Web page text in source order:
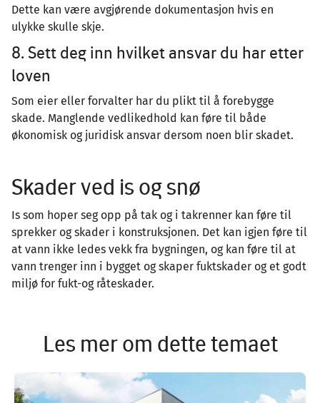
Dette kan være avgjørende dokumentasjon hvis en
ulykke skulle skje.
8. Sett deg inn hvilket ansvar du har etter
loven
Som eier eller forvalter har du plikt til å forebygge
skade. Manglende vedlikedhold kan føre til både
økonomisk og juridisk ansvar dersom noen blir skadet.
Skader ved is og snø
Is som hoper seg opp på tak og i takrenner kan føre til
sprekker og skader i konstruksjonen. Det kan igjen føre til
at vann ikke ledes vekk fra bygningen, og kan føre til at
vann trenger inn i bygget og skaper fuktskader og et godt
miljø for fukt-og råteskader.
Les mer om dette temaet